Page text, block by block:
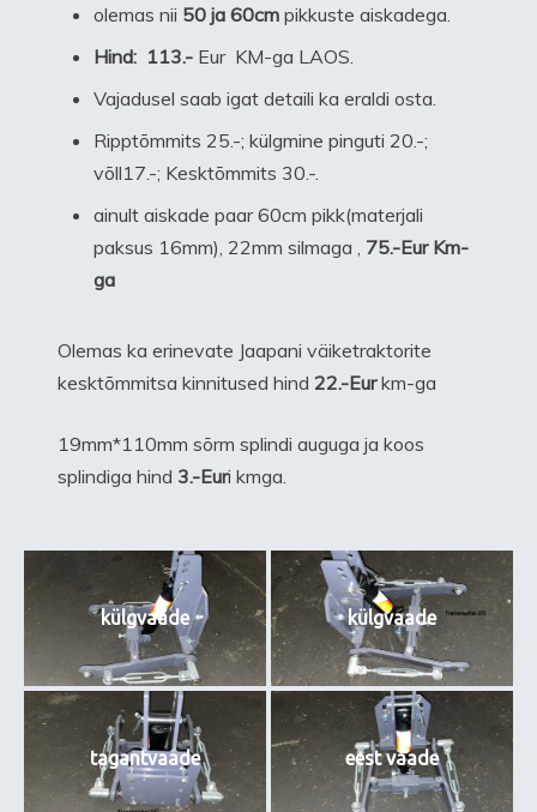
olemas nii 50 ja 60cm pikkuste aiskadega.
Hind: 113.- Eur KM-ga LAOS.
Vajadusel saab igat detaili ka eraldi osta.
Ripptõmmits 25.-; külgmine pinguti 20.-;
võll17.-; Kesktõmmits 30.-.
ainult aiskade paar 60cm pikk(materjali
paksus 16mm), 22mm silmaga , 75.-Eur Km-
ga
Olemas ka erinevate Jaapani väiketraktorite
kesktõmmitsa kinnitused hind 22.-Eurkm-ga
19mm*110mm sõrm splindi auguga ja koos
splindiga hind 3.-Euri kmga.
külgvaade külgvaade
tagantvaade eest vaade